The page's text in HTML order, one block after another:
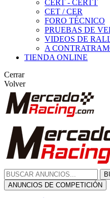
CERT - CERTT
CET / CER
FORO TÉCNICO
PRUEBAS DE
VIDEOS DE
A
TIENDA ONLINE
Cerrar
Volver
ANUNCIOS DE COMPETICIÓN